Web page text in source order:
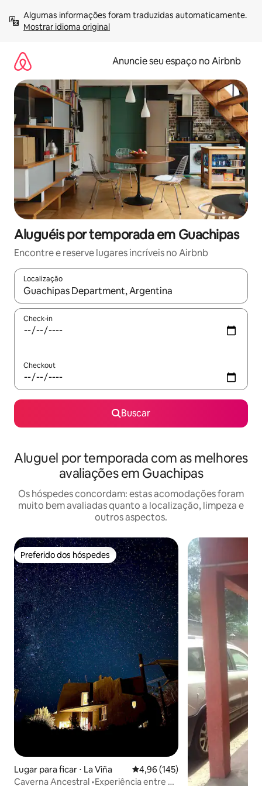
para
Mostrar idioma original
Anuncie seu espaço no Airbnb
Aluguéis por temporada em Guachipas
Encontre e reserve lugares incríveis no Airbnb
Localização
Quando os resultados estiverem disponíveis, explore-os
Check-in
Checkout
Buscar
Aluguel por temporada com as melhores
avaliações em Guachipas
Os hóspedes concordam: estas acomodações foram
muito bem avaliadas quanto a localização, limpeza e
outros aspectos.
Preferido dos hóspedes
Preferido dos hóspedes
Lugar para ficar ⋅ La Viña 4,96 de uma avaliação média de
4,96 (145)
Caverna Ancestral •Experiência entre as